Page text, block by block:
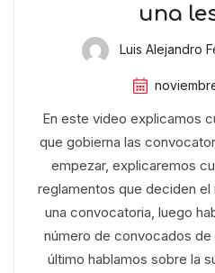
una
Luis Alejandro
En este video explicamos
que gobierna las
empezar, explicaremos
reglamentos que deciden
una convocatoria, luego
número de convocados
último hablamos sobre la